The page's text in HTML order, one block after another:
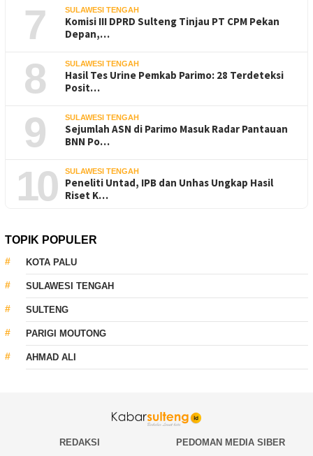
7 SULAWESI TENGAH
Komisi III DPRD Sulteng Tinjau PT CPM Pekan
Depan,…
8 SULAWESI TENGAH
Hasil Tes Urine Pemkab Parimo: 28 Terdeteksi
Posit…
9 SULAWESI TENGAH
Sejumlah ASN di Parimo Masuk Radar Pantauan
BNN Po…
10 SULAWESI TENGAH
Peneliti Untad, IPB dan Unhas Ungkap Hasil
Riset K…
TOPIK POPULER
KOTA PALU
SULAWESI TENGAH
SULTENG
PARIGI MOUTONG
AHMAD ALI
REDAKSI PEDOMAN MEDIA SIBER